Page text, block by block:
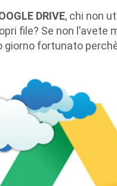
DRIVE, chi non
file? Se non l’avete
giorno fortunato